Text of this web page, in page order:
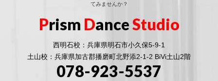
てみませんか？
Prism DanceStudio
西明石校：兵庫県明石市小久保5-9-1
土山校：兵庫県加古郡播磨町北野添2-1-2 BiVi土山2階
078-923-5537